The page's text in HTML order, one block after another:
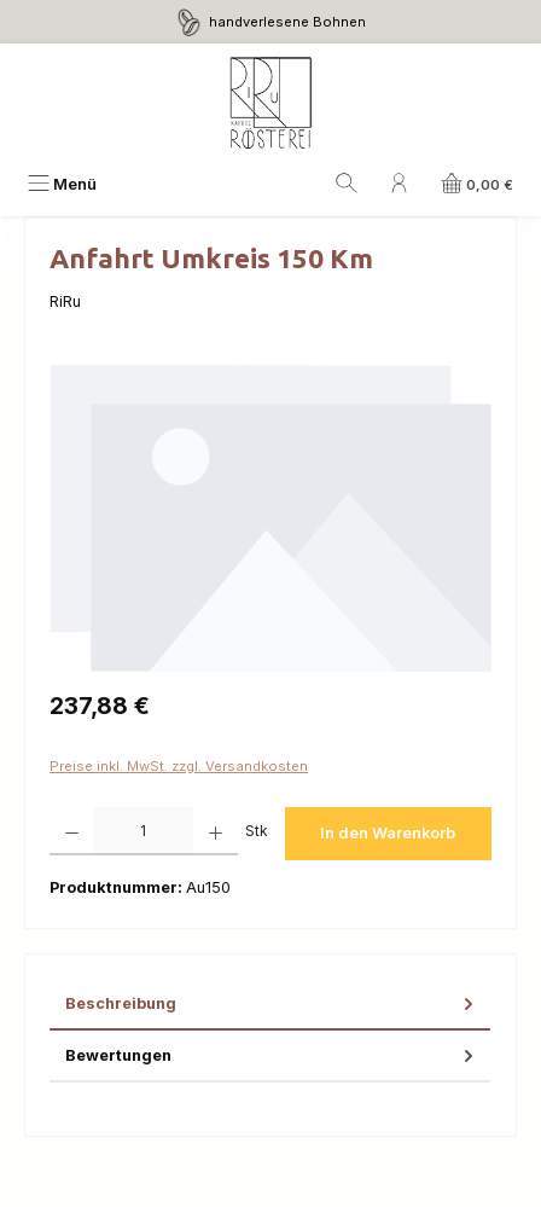
Zum Hauptinhalt springen handverlesene Bohnen
Menü 0,00 €
Anfahrt Umkreis 150 Km
RiRu
Regulärer Preis:
237,88 €
Preise inkl. MwSt. zzgl. Versandkosten
Stk In den Warenkorb
Produktnummer: Au150
Beschreibung
Bewertungen